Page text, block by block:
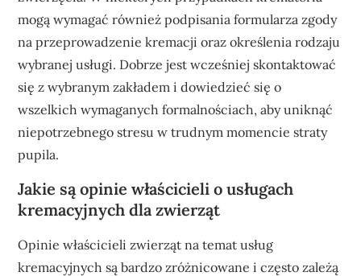
mogą wymagać również podpisania formularza zgody
na przeprowadzenie kremacji oraz określenia rodzaju
wybranej usługi. Dobrze jest wcześniej skontaktować
się z wybranym zakładem i dowiedzieć się o
wszelkich wymaganych formalnościach, aby uniknąć
niepotrzebnego stresu w trudnym momencie straty
pupila.
Jakie są opinie właścicieli o usługach
kremacyjnych dla zwierząt
Opinie właścicieli zwierząt na temat usług
kremacyjnych są bardzo zróżnicowane i często zależą